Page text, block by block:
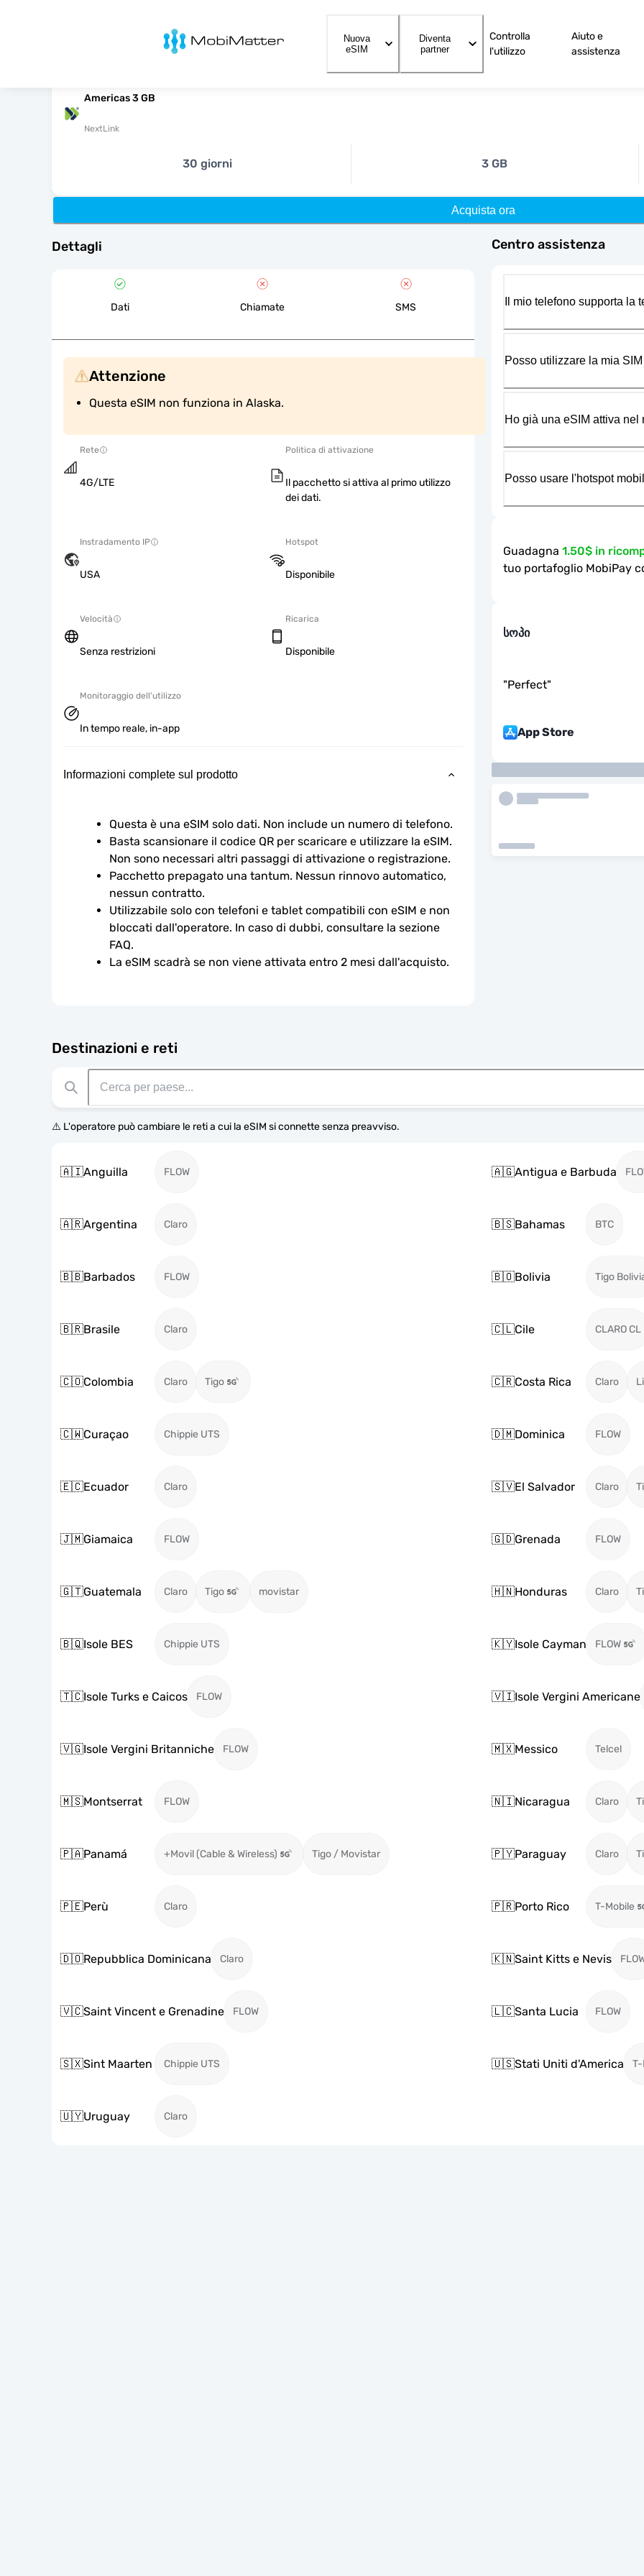
MobiMatter
Nuova
eSIM
Diventa
partner
Controlla
l'utilizzo
Aiuto e
assistenza
Americas 3 GB
NextLink
30 giorni 3 GB
Acquista ora
Dettagli
Dati Chiamate SMS
Attenzione
Questa eSIM non funziona in Alaska.
Rete
4G/LTE
Politica di attivazione
Il pacchetto si attiva al primo utilizzo
dei dati.
Instradamento IP
USA
Hotspot
Disponibile
Velocità
Senza restrizioni
Ricarica
Disponibile
Monitoraggio dell'utilizzo
In tempo reale, in-app
Informazioni complete sul prodotto
Questa è una eSIM solo dati. Non include un numero di telefono.
Basta scansionare il codice QR per scaricare e utilizzare la eSIM.
Non sono necessari altri passaggi di attivazione o registrazione.
Pacchetto prepagato una tantum. Nessun rinnovo automatico,
nessun contratto.
Utilizzabile solo con telefoni e tablet compatibili con eSIM e non
bloccati dall'operatore. In caso di dubbi, consultare la sezione
FAQ.
La eSIM scadrà se non viene attivata entro 2 mesi dall'acquisto.
Destinazioni e reti
⚠️ L'operatore può cambiare le reti a cui la eSIM si connette senza preavviso.
🇦🇮Anguilla FLOW 🇦🇬Antigua e Barbuda
🇦🇷Argentina Claro 🇧🇸Bahamas BTC
🇧🇧Barbados FLOW 🇧🇴Bolivia Tigo
🇧🇷Brasile Claro 🇨🇱Cile CLARO CL
🇨🇴Colombia Claro Tigo 🇨🇷Costa Rica Claro
🇨🇼Curaçao Chippie UTS 🇩🇲Dominica FLOW
🇪🇨Ecuador Claro 🇸🇻El Salvador Claro
🇯🇲Giamaica FLOW 🇬🇩Grenada FLOW
🇬🇹Guatemala Claro Tigo movistar 🇭🇳Honduras Claro
🇧🇶Isole BES Chippie UTS 🇰🇾Isole Cayman FLOW
🇹🇨Isole Turks e Caicos FLOW 🇻🇮Isole Vergini Americane
🇻🇬Isole Vergini Britanniche FLOW 🇲🇽Messico Telcel
🇲🇸Montserrat FLOW 🇳🇮Nicaragua Claro
🇵🇦Panamá +Movil (Cable & Wireless) Tigo / Movistar 🇵🇾Paraguay Claro
🇵🇪Perù Claro 🇵🇷Porto Rico T-Mobile
🇩🇴Repubblica Dominicana Claro 🇰🇳Saint Kitts e Nevis
🇻🇨Saint Vincent e Grenadine FLOW 🇱🇨Santa Lucia FLOW
🇸🇽Sint Maarten Chippie UTS 🇺🇸Stati Uniti d'America
🇺🇾Uruguay Claro
Centro assistenza
Il mio telefono supporta la
Posso utilizzare la mia
Ho già una eSIM attiva
Posso usare l'hotspot
Guadagna 1.50$ in
tuo portafoglio MobiPay
სოპი
"Perfect"
App Store